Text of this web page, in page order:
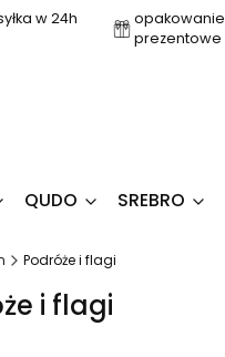
w 24h
opakowanie
prezentowe
QUDO SREBRO
Podróże i flagi
i flagi